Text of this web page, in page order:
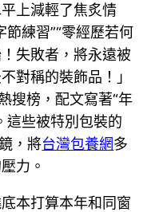
上減輕了焦炙情
節練習”“零經歷若何
失敗者，將永遠被
對稱的裝飾品！」
搜榜，配文寫著“年
這些被特別包裝的
，將台灣包養網多
力。
本打算本年和同窗